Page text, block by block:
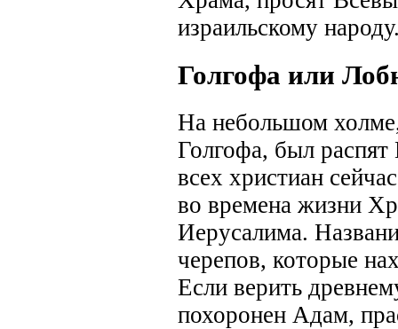
израильскому
Голгофа или
На небольшом
Голгофа, был
всех христиан
во времена жизни
Иерусалима.
черепов, которые
Если верить
похоронен Адам,